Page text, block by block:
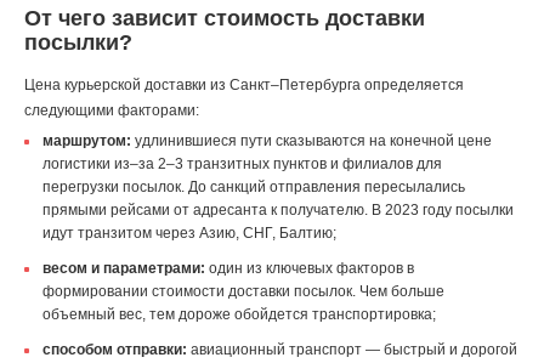
От чего зависит стоимость доставки
посылки?
Цена курьерской доставки из Санкт–Петербурга определяется
следующими факторами:
маршрутом: удлинившиеся пути сказываются на конечной цене
логистики из–за 2–3 транзитных пунктов и филиалов для
перегрузки посылок. До санкций отправления пересылались
прямыми рейсами от адресанта к получателю. В 2023 году посылки
идут транзитом через Азию, СНГ, Балтию;
весом и параметрами: один из ключевых факторов в
формировании стоимости доставки посылок. Чем больше
объемный вес, тем дороже обойдется транспортировка;
способом отправки: авиационный транспорт — быстрый и дорогой